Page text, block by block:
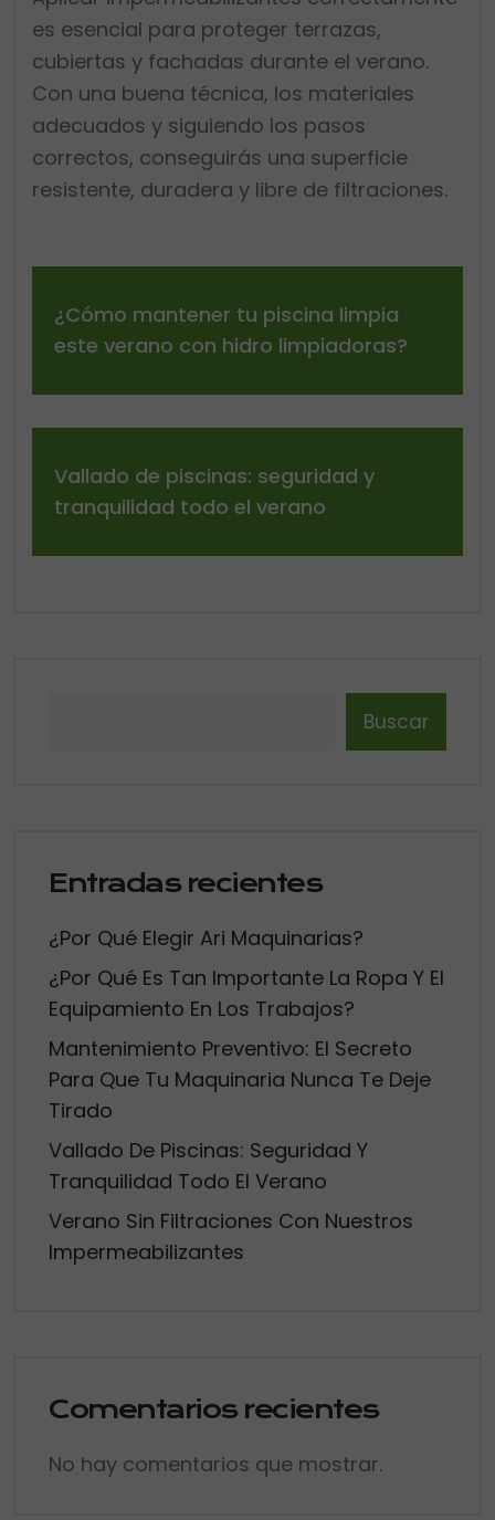
es esencial para proteger terrazas,
cubiertas y fachadas durante el verano.
Con una buena técnica, los materiales
adecuados y siguiendo los pasos
correctos, conseguirás una superficie
resistente, duradera y libre de filtraciones.
¿Cómo mantener tu piscina limpia
este verano con hidro limpiadoras?
Vallado de piscinas: seguridad y
tranquilidad todo el verano
Buscar
Entradas recientes
¿Por Qué Elegir Ari Maquinarias?
¿Por Qué Es Tan Importante La Ropa Y El
Equipamiento En Los Trabajos?
Mantenimiento Preventivo: El Secreto
Para Que Tu Maquinaria Nunca Te Deje
Tirado
Vallado De Piscinas: Seguridad Y
Tranquilidad Todo El Verano
Verano Sin Filtraciones Con Nuestros
Impermeabilizantes
Comentarios recientes
No hay comentarios que mostrar.